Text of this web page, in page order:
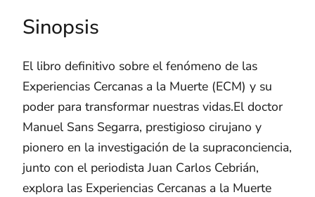
Sinopsis
El libro definitivo sobre el fenómeno de las
Experiencias Cercanas a la Muerte (ECM) y su
poder para transformar nuestras vidas.El doctor
Manuel Sans Segarra, prestigioso cirujano y
pionero en la investigación de la supraconciencia,
junto con el periodista Juan Carlos Cebrián,
explora las Experiencias Cercanas a la Muerte